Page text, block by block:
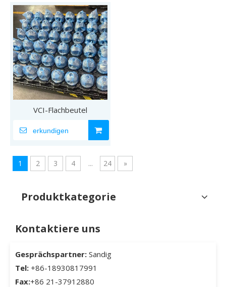
VCI-Flachbeutel
erkundigen
1 2 3 4 ... 24 »
Produktkategorie
Kontaktiere uns
Gesprächspartner: Sandig
Tel: +86-18930817991
Fax:+86 21-37912880